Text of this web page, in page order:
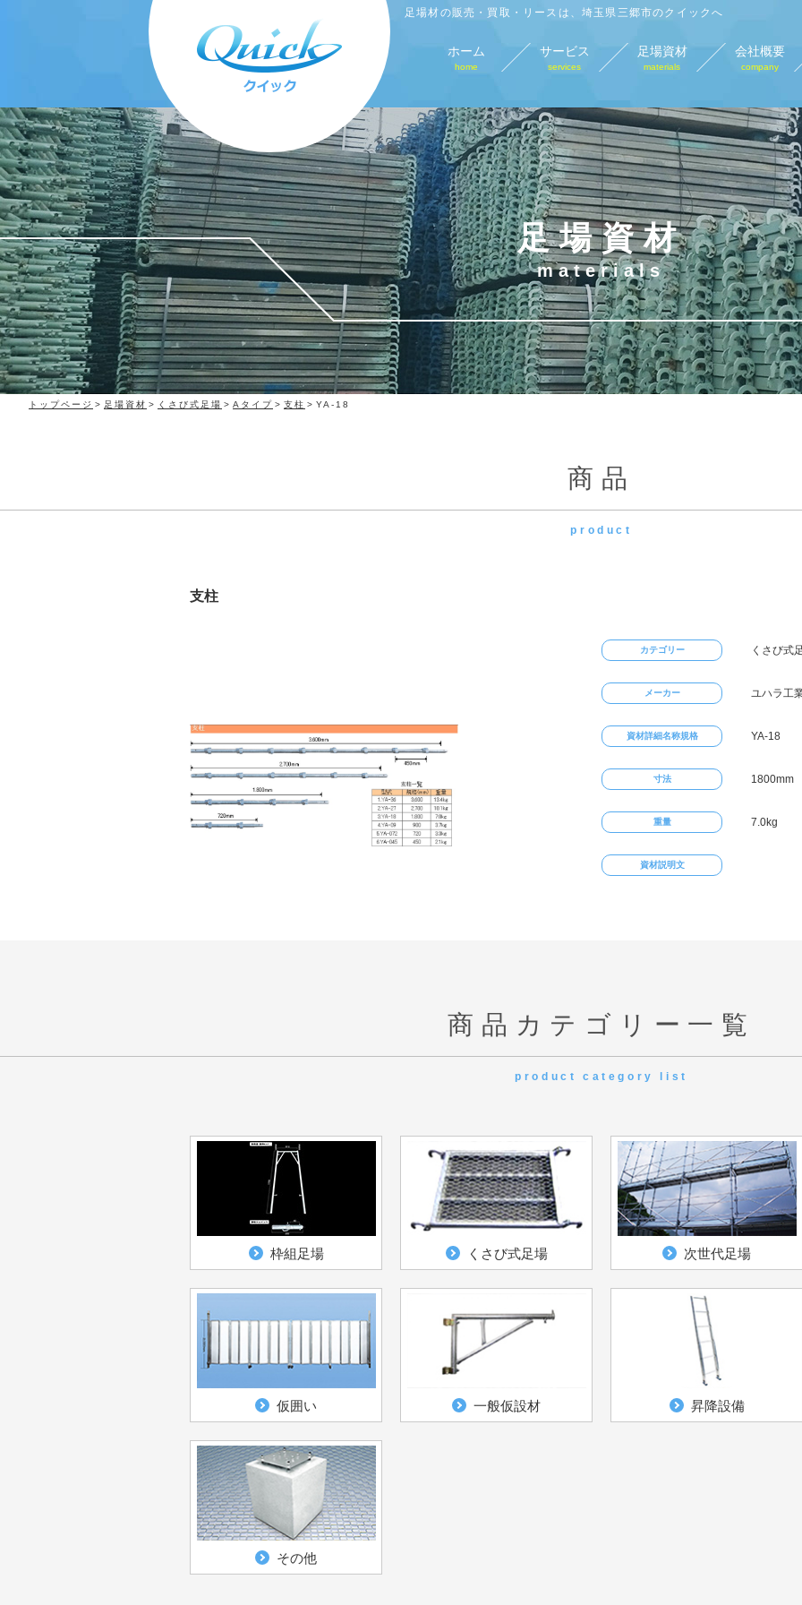
足場材の販売・買取・リースは、埼玉県三郷市のクイックへ
ホーム
home
サービス
services
足場材販売
sales
足場材買取
purchase
足場材リース
lease
仮
足場資材
materials
会社概要
company
足場資材
materials
トップページ 足場資材 くさび式足場 Aタイプ 支柱 YA-18
商品
product
支柱
カテゴリー くさび式
メーカー ユハラ工
資材詳細名称規格 YA-18
寸法 1800mm
重量 7.0kg
資材説明文
商品カテゴリー一覧
product category list
枠組足場 くさび式足場 次世代足場
仮囲い 一般仮設材 昇降設備
その他